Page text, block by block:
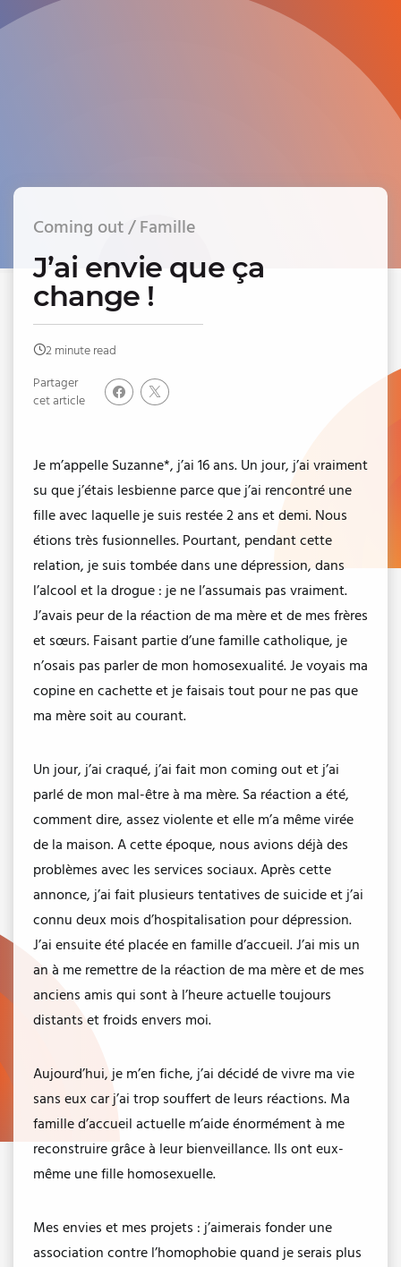
Coming out / Famille
J’ai envie que ça
change !
2 minute read
Partager
cet article
Je m’appelle Suzanne*, j’ai 16 ans. Un jour, j’ai vraiment
su que j’étais lesbienne parce que j’ai rencontré une
fille avec laquelle je suis restée 2 ans et demi. Nous
étions très fusionnelles. Pourtant, pendant cette
relation, je suis tombée dans une dépression, dans
l’alcool et la drogue : je ne l’assumais pas vraiment.
J’avais peur de la réaction de ma mère et de mes frères
et sœurs. Faisant partie d’une famille catholique, je
n’osais pas parler de mon homosexualité. Je voyais ma
copine en cachette et je faisais tout pour ne pas que
ma mère soit au courant.
Un jour, j’ai craqué, j’ai fait mon coming out et j’ai
parlé de mon mal-être à ma mère. Sa réaction a été,
comment dire, assez violente et elle m’a même virée
de la maison. A cette époque, nous avions déjà des
problèmes avec les services sociaux. Après cette
annonce, j’ai fait plusieurs tentatives de suicide et j’ai
connu deux mois d’hospitalisation pour dépression.
J’ai ensuite été placée en famille d’accueil. J’ai mis un
an à me remettre de la réaction de ma mère et de mes
anciens amis qui sont à l’heure actuelle toujours
distants et froids envers moi.
Aujourd’hui, je m’en fiche, j’ai décidé de vivre ma vie
sans eux car j’ai trop souffert de leurs réactions. Ma
famille d’accueil actuelle m’aide énormément à me
reconstruire grâce à leur bienveillance. Ils ont eux-
même une fille homosexuelle.
Mes envies et mes projets : j’aimerais fonder une
association contre l’homophobie quand je serais plus